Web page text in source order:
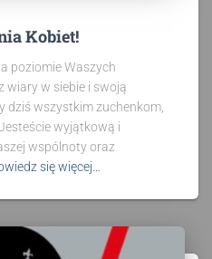
Kobiet!
poziomie Waszych
wiary w siebie i swoją
dziś wszystkim zuchenkom,
wyjątkową i
wspólnoty oraz
się więcej…